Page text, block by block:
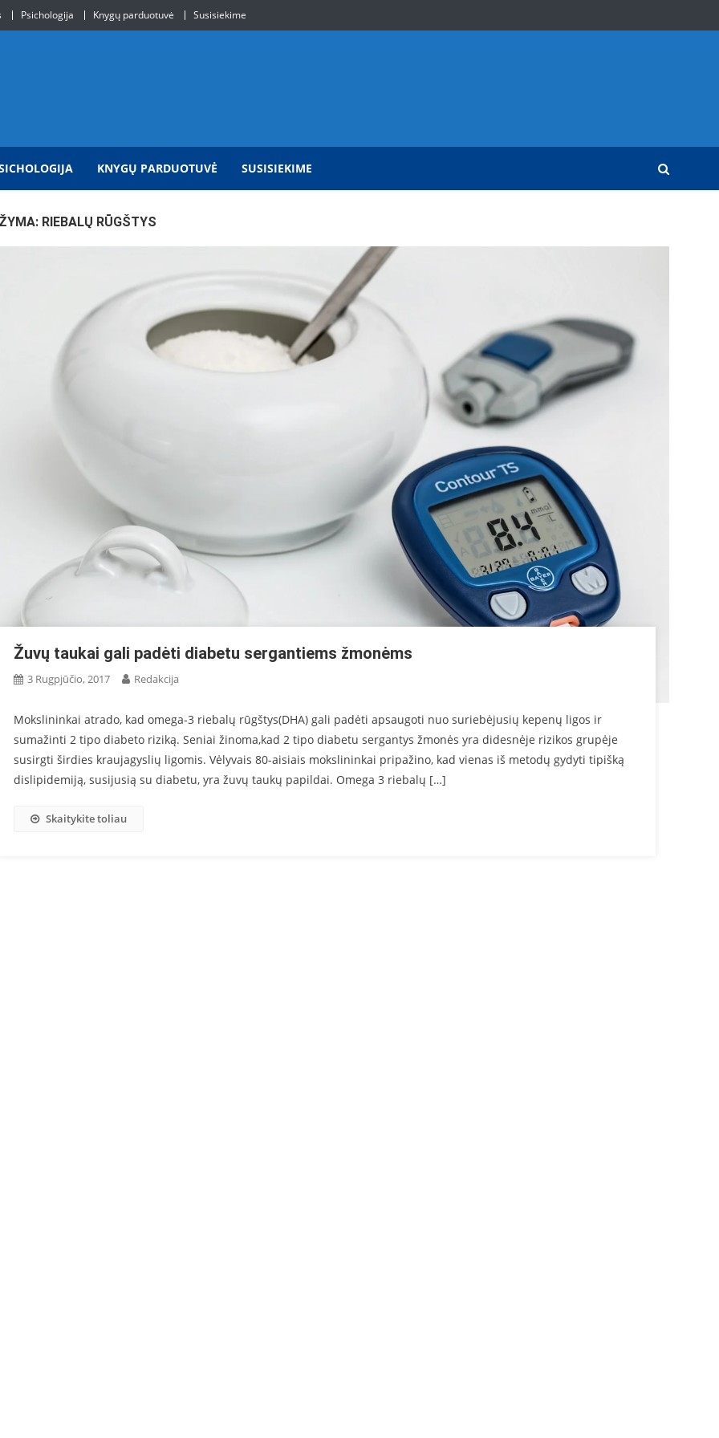
Psichologija Knygų parduotuvė Susisiekime
KNYGŲ PARDUOTUVĖ SUSISIEKIME
ŽYMA: RIEBALŲ RŪGŠTYS
Žuvų taukai gali padėti diabetu sergantiems žmonėms
3 Rugpjūčio, 2017 Redakcija
Mokslininkai atrado, kad omega-3 riebalų rūgštys(DHA) gali padėti apsaugoti nuo suriebėjusių kepenų ligos ir
sumažinti 2 tipo diabeto riziką. Seniai žinoma,kad 2 tipo diabetu sergantys žmonės yra didesnėje rizikos grupėje
susirgti širdies kraujagyslių ligomis. Vėlyvais 80-aisiais mokslininkai pripažino, kad vienas iš metodų gydyti tipišką
dislipidemiją, susijusią su diabetu, yra žuvų taukų papildai. Omega 3 riebalų […]
Skaitykite toliau